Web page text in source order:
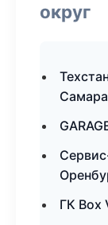
округ
Самара
ГК